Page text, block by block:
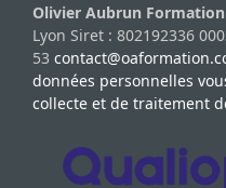
Olivier Aubrun Formation
Lyon Siret : 802192336
53
données personnelles
collecte et de traitement